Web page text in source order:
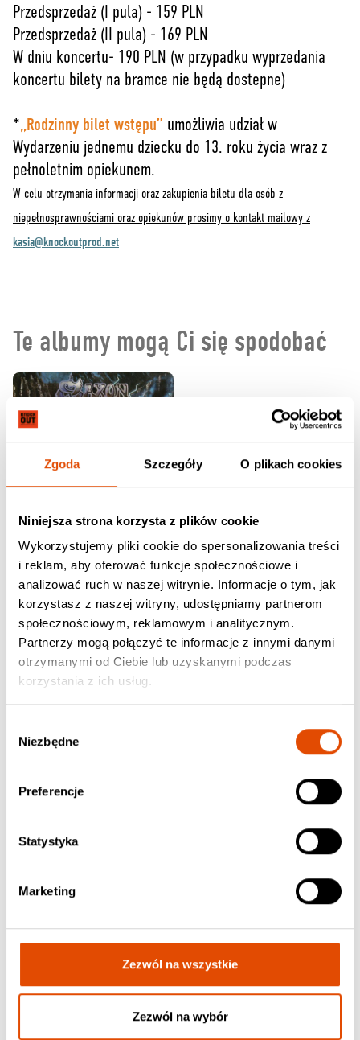
Zgoda Szczegóły O plikach cookies
Niniejsza strona korzysta z plików cookie
Wykorzystujemy pliki cookie do spersonalizowania treści
i reklam, aby oferować funkcje społecznościowe i
analizować ruch w naszej witrynie. Informacje o tym, jak
korzystasz z naszej witryny, udostępniamy partnerom
społecznościowym, reklamowym i analitycznym.
Partnerzy mogą połączyć te informacje z innymi danymi
otrzymanymi od Ciebie lub uzyskanymi podczas
korzystania z ich usług.
zgody
Niezbędne
Preferencje
Statystyka
Marketing
Zezwól na wszystkie
Zezwól na wybór
Przedsprzedaż (I pula) - 159 PLN
Przedsprzedaż (II pula) - 169 PLN
W dniu koncertu- 190 PLN (w przypadku wyprzedania
koncertu bilety na bramce nie będą dostepne)
*„Rodzinny bilet wstępu” umożliwia udział w
Wydarzeniu jednemu dziecku do 13. roku życia wraz z
pełnoletnim opiekunem.
W celu otrzymania informacji oraz zakupienia biletu dla osób z
niepełnosprawnościami oraz opiekunów prosimy o kontakt mailowy z
kasia@knockoutprod.net
Te albumy mogą Ci się spodobać
SAXON
Rock The Nations
57.90 zł / CD, Digibook
CANNIBAL CORPSE
Eaten Back To Life
160.90 zł / Vinyl, White
IRON MAIDEN
Maiden England '88
237.90 zł / 2xVinyl, Picture Disc
MOONSPELL